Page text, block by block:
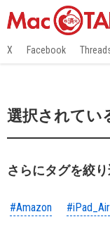
X Facebook
選択されてい
さらにタグを絞
#Amazon #iPad_Air